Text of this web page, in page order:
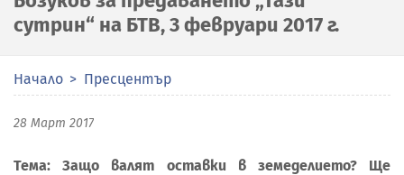
сутрин“ на БТВ, 3 февруари 2017 г.
Начало Пресцентър
28 Март 2017
Тема: Защо валят оставки в земеделието? Ще